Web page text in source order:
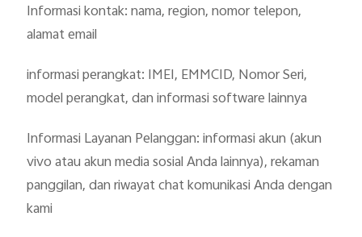
Informasi kontak: nama, region, nomor telepon,
alamat email
informasi perangkat: IMEI, EMMCID, Nomor Seri,
model perangkat, dan informasi software lainnya
Informasi Layanan Pelanggan: informasi akun (akun
vivo atau akun media sosial Anda lainnya), rekaman
panggilan, dan riwayat chat komunikasi Anda dengan
kami